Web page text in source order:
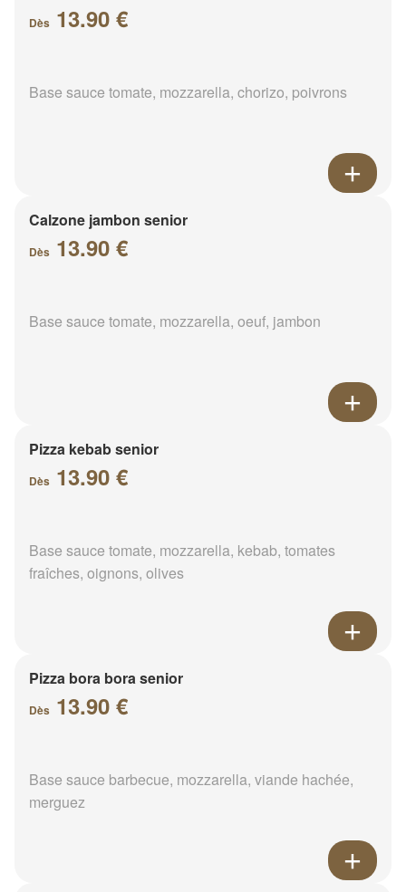
Dès 13.90 €
Base sauce tomate, mozzarella, chorizo, poivrons
Calzone jambon senior
Dès 13.90 €
Base sauce tomate, mozzarella, oeuf, jambon
Pizza kebab senior
Dès 13.90 €
Base sauce tomate, mozzarella, kebab, tomates
fraîches, oignons, olives
Pizza bora bora senior
Dès 13.90 €
Base sauce barbecue, mozzarella, viande hachée,
merguez